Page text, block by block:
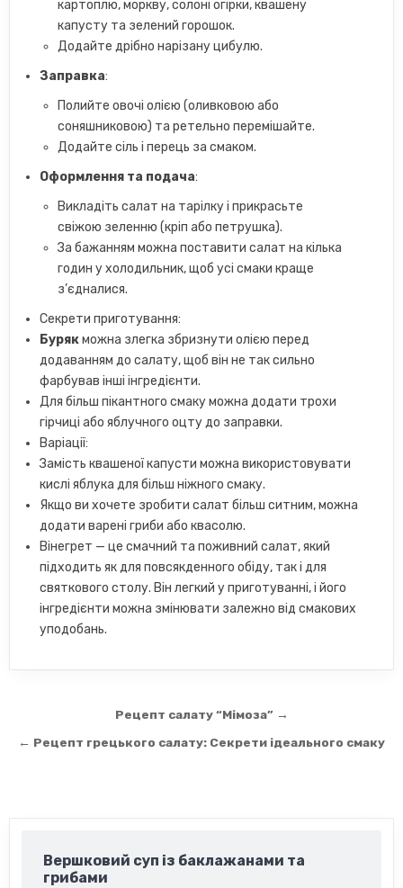
картоплю, моркву, солоні огірки, квашену
капусту та зелений горошок.
Додайте дрібно нарізану цибулю.
Заправка:
Полийте овочі олією (оливковою або
соняшниковою) та ретельно перемішайте.
Додайте сіль і перець за смаком.
Оформлення та подача:
Викладіть салат на тарілку і прикрасьте
свіжою зеленню (кріп або петрушка).
За бажанням можна поставити салат на кілька
годин у холодильник, щоб усі смаки краще
з’єдналися.
Секрети приготування:
Бурякможна злегка збризнути олією перед
додаванням до салату, щоб він не так сильно
фарбував інші інгредієнти.
Для більш пікантного смаку можна додати трохи
гірчиці або яблучного оцту до заправки.
Варіації:
Замість квашеної капусти можна використовувати
кислі яблука для більш ніжного смаку.
Якщо ви хочете зробити салат більш ситним, можна
додати варені гриби або квасолю.
Вінегрет — це смачний та поживний салат, який
підходить як для повсякденного обіду, так і для
святкового столу. Він легкий у приготуванні, і його
інгредієнти можна змінювати залежно від смакових
уподобань.
Навігація
записів
Рецепт салату “Мімоза” →
← Рецепт грецького салату: Секрети ідеального смаку
Вершковий суп із баклажанами та
грибами